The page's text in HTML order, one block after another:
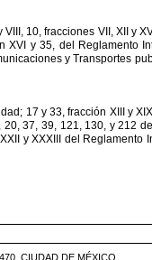
VIII, 10, fracciones VII, XII y
XVI y 35, del Reglamento
y Transportes
17 y 33, fracción XIII y XIX
20, 37, 39, 121, 130, y 212
y XXXIII del Reglamento
CIUDAD DE MÉXICO